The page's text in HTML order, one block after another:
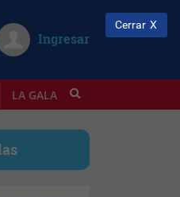
Ingresar
LA GALA INFOSTYLE
Cerrar